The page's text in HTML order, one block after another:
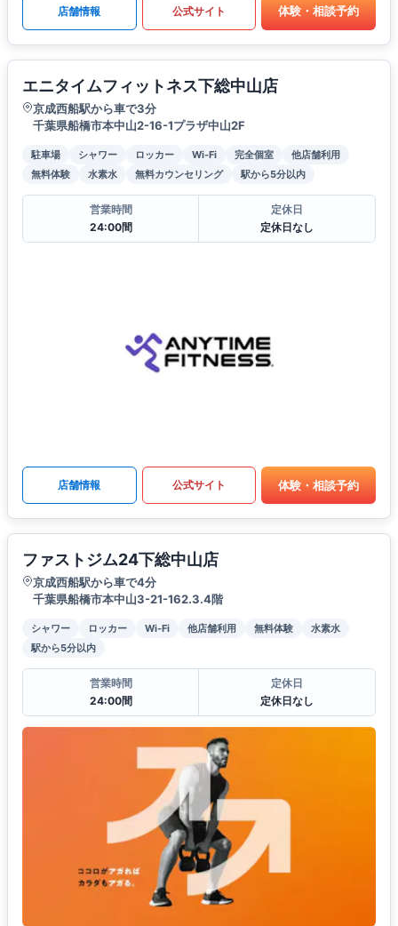
店舗情報 公式サイト 体験・相談予約
エニタイムフィットネス下総中山店
京成西船駅から車で3分
千葉県船橋市本中山2-16-1プラザ中山2F
駐車場 シャワー ロッカー Wi-Fi 完全個室
他店舗利用
無料体験
水素水 無料カウンセリング 駅から5分以内
営業時間
24:00間
定休日
定休日なし
店舗情報 公式サイト 体験・相談予約
ファストジム24下総中山店
京成西船駅から車で4分
千葉県船橋市本中山3-21-162.3.4階
シャワー ロッカー Wi-Fi 他店舗利用 無料体験
水素水
駅から5分以内
営業時間
24:00間
定休日
定休日なし